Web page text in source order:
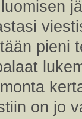
pieni
on jo